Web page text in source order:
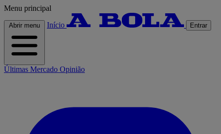
Menu principal
Abrir menu Início Entrar
Últimas Mercado Opinião